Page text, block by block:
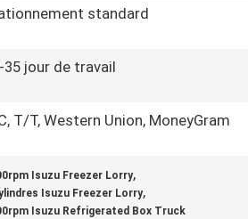
standard
35 jour de travail
T/T, Western Union, MoneyGram
Isuzu Freezer Lorry,
Isuzu Freezer Lorry,
Isuzu Refrigerated Box Truck